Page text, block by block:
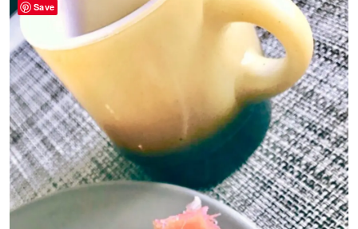
Save